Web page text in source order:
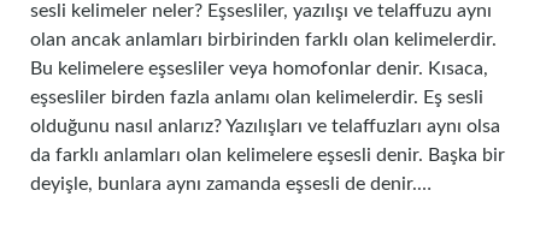
sesli kelimeler neler? Eşsesliler, yazılışı ve telaffuzu aynı
olan ancak anlamları birbirinden farklı olan kelimelerdir.
Bu kelimelere eşsesliler veya homofonlar denir. Kısaca,
eşsesliler birden fazla anlamı olan kelimelerdir. Eş sesli
olduğunu nasıl anlarız? Yazılışları ve telaffuzları aynı olsa
da farklı anlamları olan kelimelere eşsesli denir. Başka bir
deyişle, bunlara aynı zamanda eşsesli de denir.…